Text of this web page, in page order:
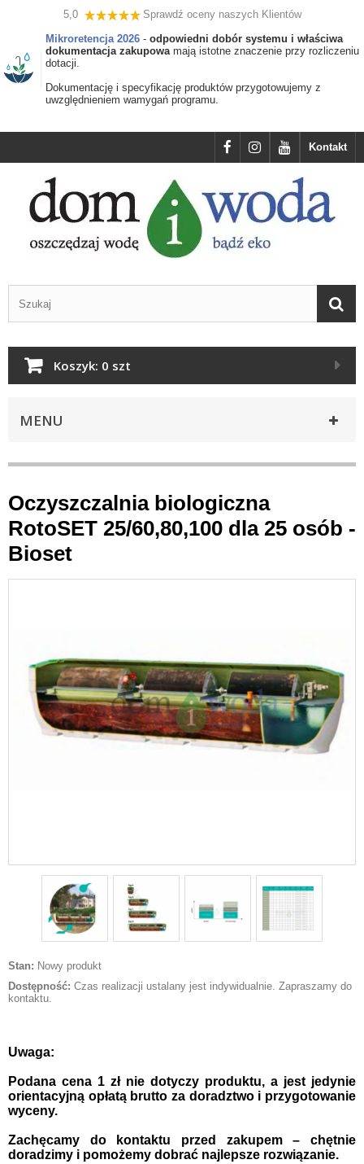
5,0
Sprawdź oceny naszych Klientów
Mikroretencja 2026 - odpowiedni dobór systemu i właściwa
dokumentacja zakupowamają istotne znaczenie przy rozliczeniu
dotacji.
Dokumentację i specyfikację produktów przygotowujemy z
uwzględnieniem wamygań programu.
Kontakt
Koszyk: 0 szt
MENU
Oczyszczalnia biologiczna
RotoSET 25/60,80,100 dla 25 osób -
Bioset
Stan: Nowy produkt
Dostępność: Czas realizacji ustalany jest indywidualnie. Zapraszamy do
kontaktu.
Uwaga:
Podana cena 1 zł nie dotyczy produktu, a jest jedynie
orientacyjną opłatą brutto za doradztwo i przygotowanie
wyceny.
Zachęcamy do kontaktu przed zakupem – chętnie
doradzimy i pomożemy dobrać najlepsze rozwiązanie.